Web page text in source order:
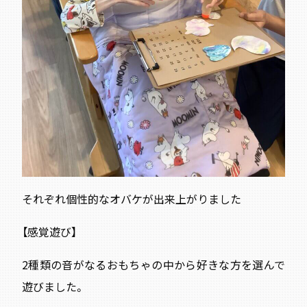
それぞれ個性的なオバケが出来上がりました
【感覚遊び】
2種類の音がなるおもちゃの中から好きな方を選んで
遊びました。